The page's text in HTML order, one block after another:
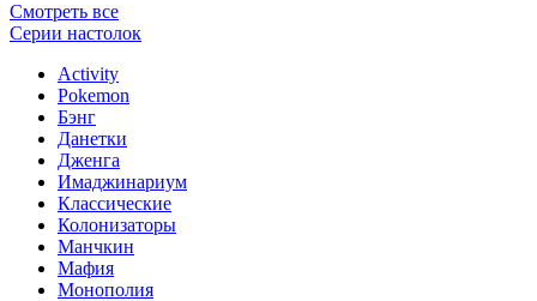
Смотреть все
Серии настолок
Activity
Pokemon
Бэнг
Данетки
Дженга
Имаджинариум
Классические
Колонизаторы
Манчкин
Мафия
Монополия